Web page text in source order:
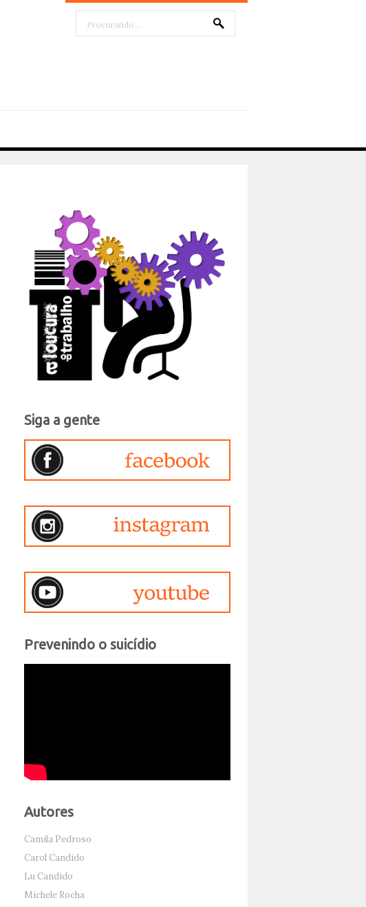
Siga a gente
Prevenindo o suicídio
Autores
Camila Pedroso
Carol Candido
Lu Candido
Michele Rocha